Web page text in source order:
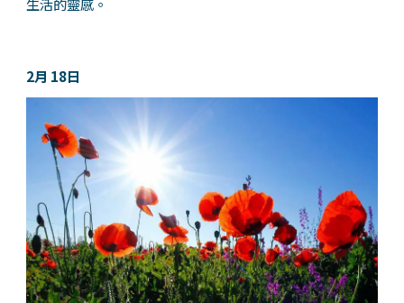
2月 18日